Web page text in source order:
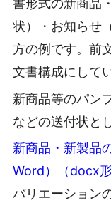
書形式の新商品
状）・お知らせ
方の例です。前
文書構成にして
新商品等のパン
などの送付状と
新商品・新製品
Word）（docx
バリエーション